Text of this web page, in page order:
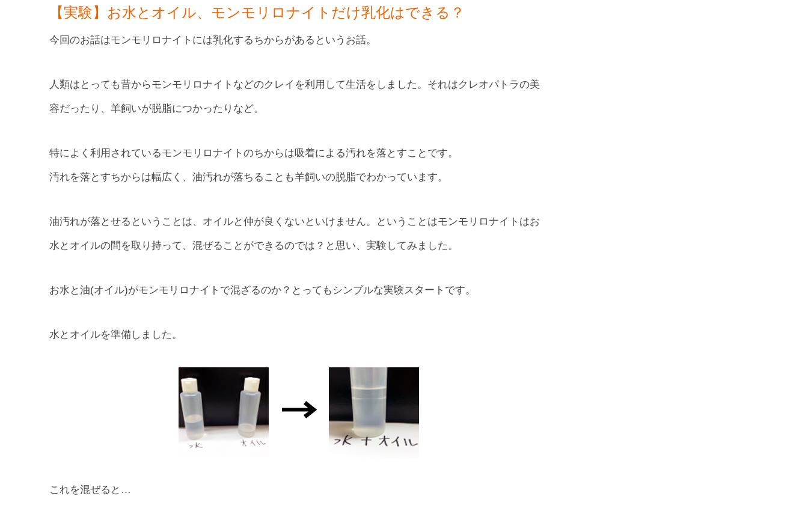
【実験】お水とオイル、モンモリロナイトだけ乳化はできる？
今回のお話はモンモリロナイトには乳化するちからがあるというお話。
人類はとっても昔からモンモリロナイトなどのクレイを利用して生活をしました。それはクレオパトラの美
容だったり、羊飼いが脱脂につかったりなど。
特によく利用されているモンモリロナイトのちからは吸着による汚れを落とすことです。
汚れを落とすちからは幅広く、油汚れが落ちることも羊飼いの脱脂でわかっています。
油汚れが落とせるということは、オイルと仲が良くないといけません。ということはモンモリロナイトはお
水とオイルの間を取り持って、混ぜることができるのでは？と思い、実験してみました。
お水と油(オイル)がモンモリロナイトで混ざるのか？とってもシンプルな実験スタートです。
水とオイルを準備しました。
これを混ぜると…